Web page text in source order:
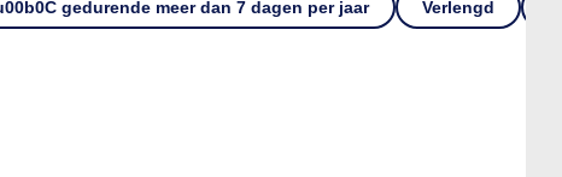
gedurende meer dan 7 dagen per jaar Verlengd